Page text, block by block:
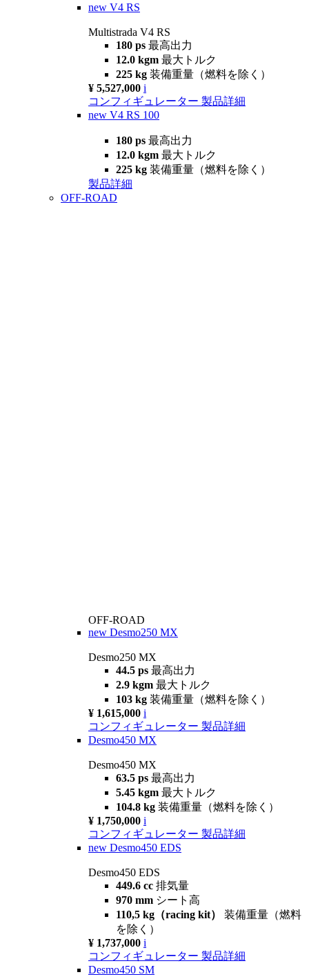
new V4 RS
Multistrada V4 RS
180 ps 最高出力
12.0 kgm 最大トルク
225 kg 装備重量（燃料を除く）
¥ 5,527,000 i
コンフィギュレーター 製品詳細
new V4 RS 100
180 ps 最高出力
12.0 kgm 最大トルク
225 kg 装備重量（燃料を除く）
製品詳細
OFF-ROAD
OFF-ROAD
new Desmo250 MX
Desmo250 MX
44.5 ps 最高出力
2.9 kgm 最大トルク
103 kg 装備重量（燃料を除く）
¥ 1,615,000 i
コンフィギュレーター 製品詳細
Desmo450 MX
Desmo450 MX
63.5 ps 最高出力
5.45 kgm 最大トルク
104.8 kg 装備重量（燃料を除く）
¥ 1,750,000 i
コンフィギュレーター 製品詳細
new Desmo450 EDS
Desmo450 EDS
449.6 cc 排気量
970 mm シート高
110,5 kg（racing kit） 装備重量（燃料
を除く）
¥ 1,737,000 i
コンフィギュレーター 製品詳細
Desmo450 SM